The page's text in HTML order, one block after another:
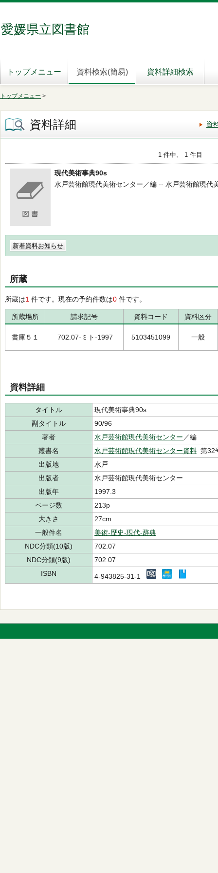
愛媛県立図書館
トップメニュー 資料検索(簡易) 資料詳細検索
トップメニュー >
資料詳細 資
1 件中、 1 件目
現代美術事典90s
水戸芸術館現代美術センター／編 -- 水戸芸術館現代
新着資料お知らせ
所蔵
所蔵は1 件です。現在の予約件数は0 件です。
所蔵場所 請求記号 資料コード 資料区分
書庫５１ 702.07-ミト-1997 5103451099 一般
資料詳細
タイトル
現代美術事典90s
副タイトル
90/96
著者
水戸芸術館現代美術センター ／編
叢書名
水戸芸術館現代美術センター資料 第32
出版地
水戸
出版者
水戸芸術館現代美術センター
出版年
1997.3
ページ数
213p
大きさ
27cm
一般件名
美術-歴史-現代-辞典
NDC分類(10版)
702.07
NDC分類(9版)
702.07
ISBN
4-943825-31-1